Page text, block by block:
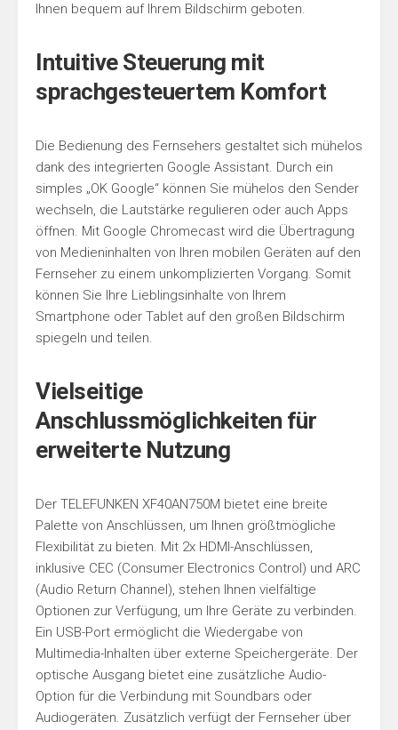
Ihnen bequem auf Ihrem Bildschirm geboten.
Intuitive Steuerung mit
sprachgesteuertem Komfort
Die Bedienung des Fernsehers gestaltet sich mühelos
dank des integrierten Google Assistant. Durch ein
simples „OK Google“ können Sie mühelos den Sender
wechseln, die Lautstärke regulieren oder auch Apps
öffnen. Mit Google Chromecast wird die Übertragung
von Medieninhalten von Ihren mobilen Geräten auf den
Fernseher zu einem unkomplizierten Vorgang. Somit
können Sie Ihre Lieblingsinhalte von Ihrem
Smartphone oder Tablet auf den großen Bildschirm
spiegeln und teilen.
Vielseitige
Anschlussmöglichkeiten für
erweiterte Nutzung
Der TELEFUNKEN XF40AN750M bietet eine breite
Palette von Anschlüssen, um Ihnen größtmögliche
Flexibilität zu bieten. Mit 2x HDMI-Anschlüssen,
inklusive CEC (Consumer Electronics Control) und ARC
(Audio Return Channel), stehen Ihnen vielfältige
Optionen zur Verfügung, um Ihre Geräte zu verbinden.
Ein USB-Port ermöglicht die Wiedergabe von
Multimedia-Inhalten über externe Speichergeräte. Der
optische Ausgang bietet eine zusätzliche Audio-
Option für die Verbindung mit Soundbars oder
Audiogeräten. Zusätzlich verfügt der Fernseher über